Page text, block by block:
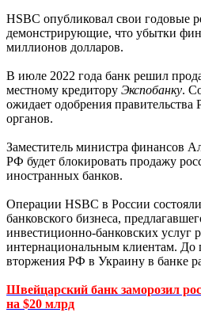
HSBC опубликовал свои годовые
демонстрирующие, что убытки
миллионов долларов.
В июле 2022 года банк решил
местному кредитору Экспобанку.
ожидает одобрения
органов.
Заместитель министра финансов
РФ будет блокировать продажу
иностранных банков.
Операции HSBC в России
банковского бизнеса,
инвестиционно-банковских услуг
интернациональным клиентам. До
вторжения РФ в Украину в банке
Швейцарский банк заморозил
на $20 млрд